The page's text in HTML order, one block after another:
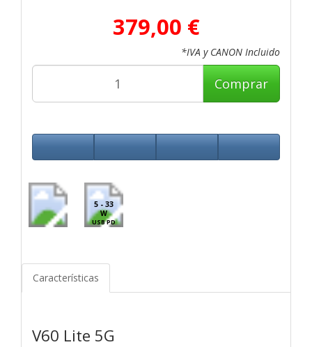
379,00 €
*IVA y CANON Incluido
Comprar
5 - 33
W
USB PD
Características
V60 Lite 5G